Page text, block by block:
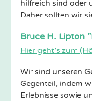
hilfreich sind oder
Daher sollten wir
Bruce H. Lipton
Hier geht’s zum
Wir sind unseren
Gegenteil, indem
Erlebnisse sowie